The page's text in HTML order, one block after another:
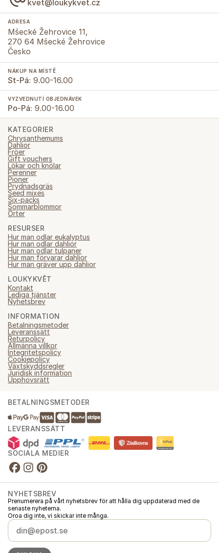
kvet@loukykvet.cz
ADRESA
Mšecké Žehrovice 11,
270 64 Mšecké Žehrovice
Česko
NÁKUP NA MÍSTĚ
St-Pá: 9.00-16.00
VYZVEDNUTÍ OBJEDNÁVEK
Po-Pá: 9.00-16.00
KATEGORIER
Chrysanthemums
Dahlior
Fröer
Gift vouchers
Lökar och knölar
Perenner
Pioner
Prydnadsgräs
Seed mixes
Six-packs
Sommarblommor
Örter
RESURSER
Hur man odlar eukalyptus
Hur man odlar dahlior
Hur man odlar tulpaner
Hur man förvarar dahlior
Hur man gräver upp dahlior
LOUKYKVĚT
Kontakt
Lediga tjänster
Nyhetsbrev
INFORMATION
Betalningsmetoder
Leveranssätt
Returpolicy
Allmänna villkor
Integritetspolicy
Cookiepolicy
Växtskyddsregler
Juridisk information
Upphovsrätt
BETALNINGSMETODER
LEVERANSSÄTT
SOCIALA MEDIER
NYHETSBREV
Prenumerera på vårt nyhetsbrev för att hålla dig uppdaterad med de
senaste nyheterna.
Oroa dig inte, vi skickar inte många.